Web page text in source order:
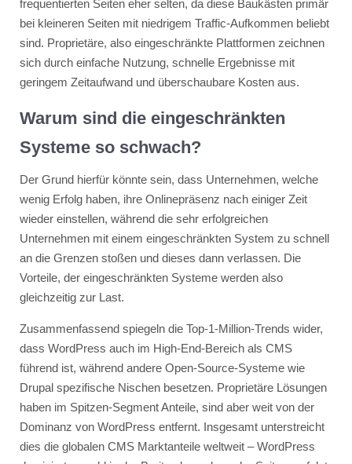
frequentierten Seiten eher selten, da diese Baukästen primär
bei kleineren Seiten mit niedrigem Traffic-Aufkommen beliebt
sind. Proprietäre, also eingeschränkte Plattformen zeichnen
sich durch einfache Nutzung, schnelle Ergebnisse mit
geringem Zeitaufwand und überschaubare Kosten aus.
Warum sind die eingeschränkten
Systeme so schwach?
Der Grund hierfür könnte sein, dass Unternehmen, welche
wenig Erfolg haben, ihre Onlinepräsenz nach einiger Zeit
wieder einstellen, während die sehr erfolgreichen
Unternehmen mit einem eingeschränkten System zu schnell
an die Grenzen stoßen und dieses dann verlassen. Die
Vorteile, der eingeschränkten Systeme werden also
gleichzeitig zur Last.
Zusammenfassend spiegeln die Top-1-Million-Trends wider,
dass WordPress auch im High-End-Bereich als CMS
führend ist, während andere Open-Source-Systeme wie
Drupal spezifische Nischen besetzen. Proprietäre Lösungen
haben im Spitzen-Segment Anteile, sind aber weit von der
Dominanz von WordPress entfernt. Insgesamt unterstreicht
dies die globalen CMS Marktanteile weltweit – WordPress